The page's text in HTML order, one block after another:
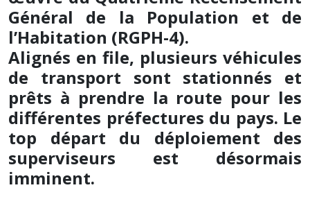
Général de la Population et de
l’Habitation (RGPH-4).
Alignés en file, plusieurs véhicules
de transport sont stationnés et
prêts à prendre la route pour les
différentes préfectures du pays. Le
top départ du déploiement des
superviseurs est désormais
imminent.